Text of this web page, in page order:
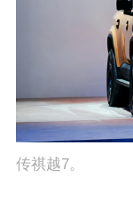
传祺越7。